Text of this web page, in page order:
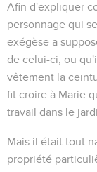
Afin d'expliquer
personnage qui
exégèse a
de celui-ci, ou
vêtement la
fit croire à Marie
travail dans le
Mais il était tout
propriété